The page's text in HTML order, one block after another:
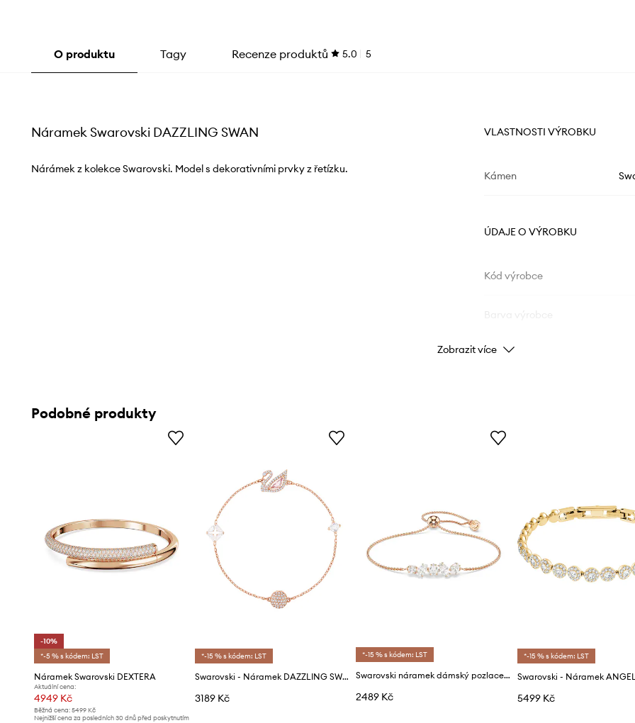
O produktu Tagy Recenze produktů 5.0 5
Náramek Swarovski DAZZLING SWAN
Nárámek z kolekce Swarovski. Model s dekorativními prvky z řetízku.
VLASTNOSTI VÝROBKU
Kámen
ÚDAJE O VÝROBKU
Kód výrobce
Barva
Výrobce
Zobrazit více
Podobné produkty
-10%
*-5 % s kódem: LST
Náramek Swarovski DEXTERA
Aktuální cena:
4949 Kč
Běžná cena: 5499 Kč
Nejnižší cena za posledních 30 dnů před poskytnutím
*-15 % s kódem: LST
Swarovski - Náramek DAZZLING SWAN
3189 Kč
*-15 % s kódem: LST
Swarovski náramek dámský pozlacený kovový s kubickým zirkonem MESMERA
2489 Kč
*-15 % s kódem: LST
Swarovski - Náramek
5499 Kč